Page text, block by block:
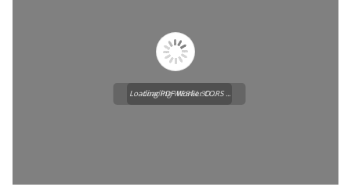
Loading WEBGL 3D ...
Loading PDF Worker CORS ...